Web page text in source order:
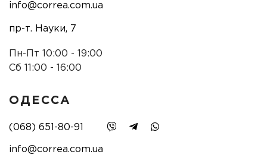
info@correa.com.ua
пр-т. Науки, 7
Пн-Пт 10:00 - 19:00
Сб 11:00 - 16:00
ОДЕССА
(068) 651-80-91
info@correa.com.ua